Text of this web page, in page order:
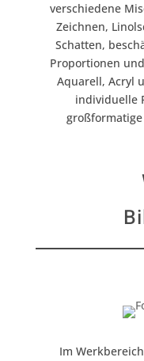
verschiedene
Zeichnen,
Schatten,
Proportionen
Aquarell, Acryl
individuelle
Im